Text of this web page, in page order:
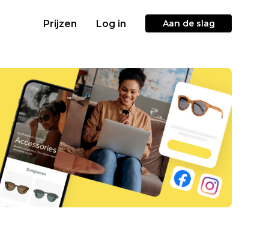
Prijzen Log in Aan de slag